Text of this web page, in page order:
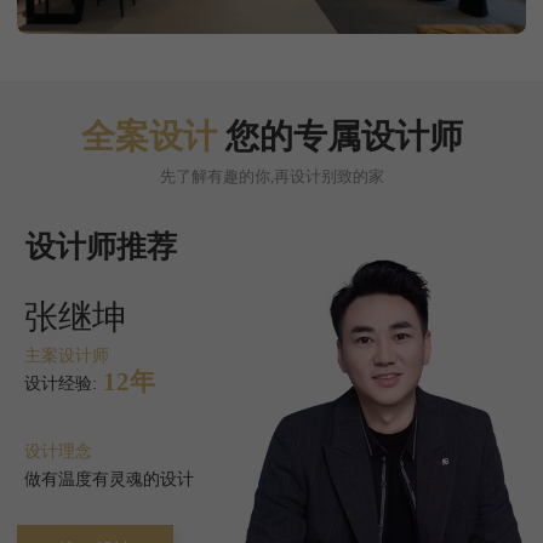
全案设计 您的专属设计师
先了解有趣的你,再设计别致的家
设计师推荐
何明梅
主案设计师
设计经验: 15年
设计理念
来源生活，根植生活